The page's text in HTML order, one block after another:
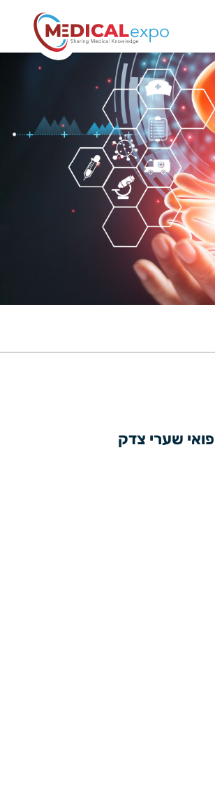
שערי צדק